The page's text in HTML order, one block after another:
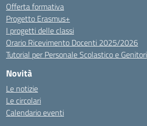
Offerta formativa
Progetto Erasmus+
I progetti delle classi
Orario Ricevimento Docenti 2025/2026
Tutorial per Personale Scolastico e Genitori
Novità
Le notizie
Le circolari
Calendario eventi